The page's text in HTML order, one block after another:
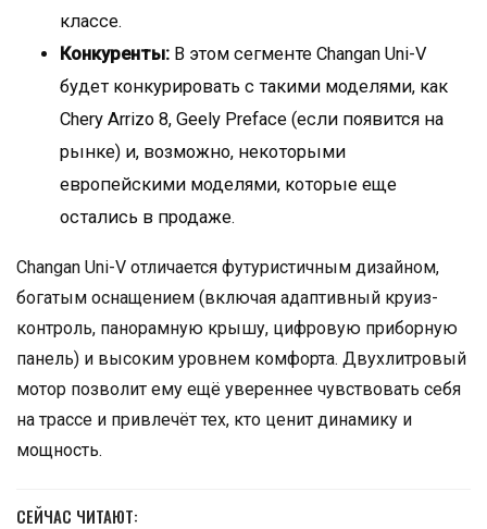
классе.
Конкуренты: В этом сегменте Changan Uni-V
будет конкурировать с такими моделями, как
Chery Arrizo 8, Geely Preface (если появится на
рынке) и, возможно, некоторыми
европейскими моделями, которые еще
остались в продаже.
Changan Uni-V отличается футуристичным дизайном,
богатым оснащением (включая адаптивный круиз-
контроль, панорамную крышу, цифровую приборную
панель) и высоким уровнем комфорта. Двухлитровый
мотор позволит ему ещё увереннее чувствовать себя
на трассе и привлечёт тех, кто ценит динамику и
мощность.
СЕЙЧАС ЧИТАЮТ: